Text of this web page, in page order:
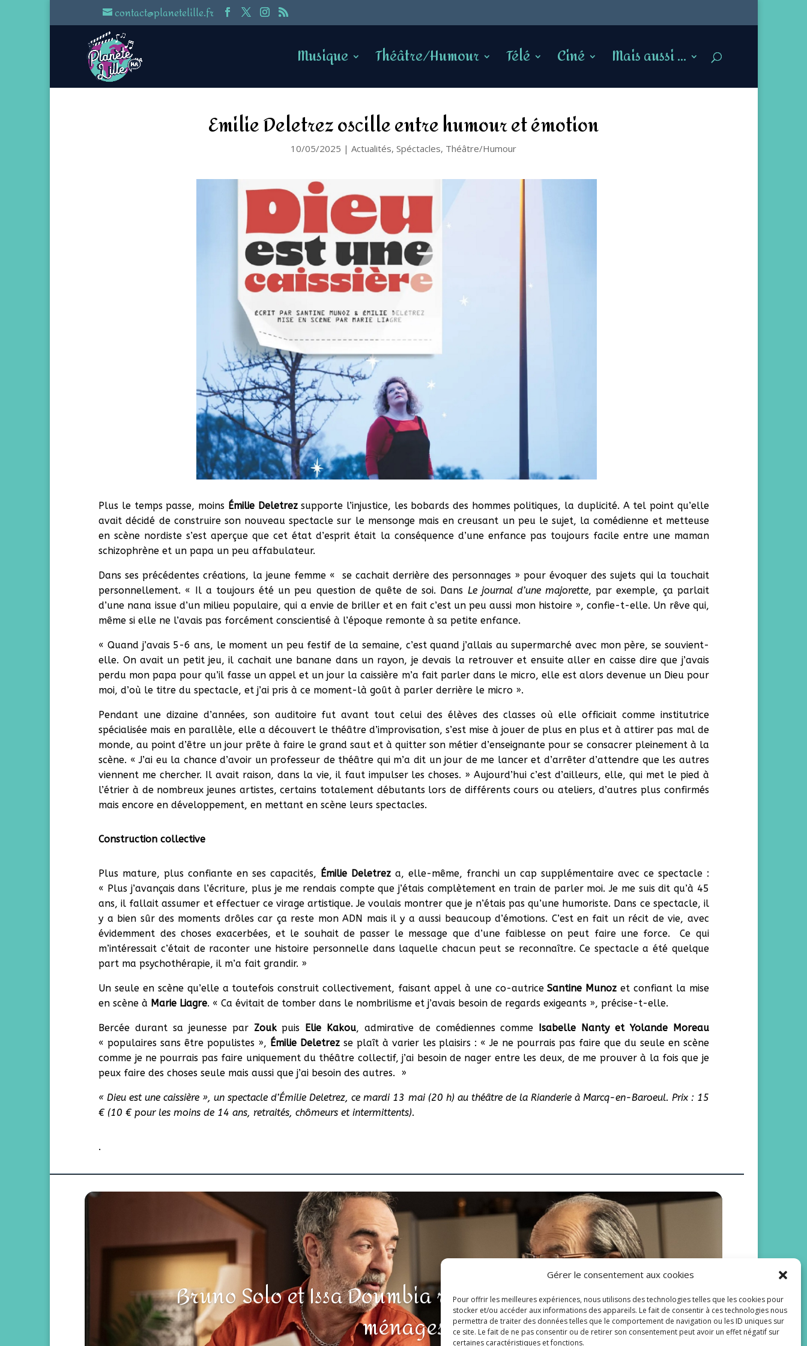
Gérer le consentement aux cookies
Pour offrir les meilleures expériences, nous utilisons des technologies telles que les cookies pour
stocker et/ou accéder aux informations des appareils. Le fait de consentir à ces technologies nous
permettra de traiter des données telles que le comportement de navigation ou les ID uniques sur
ce site. Le fait de ne pas consentir ou de retirer son consentement peut avoir un effet négatif sur
certaines caractéristiques et fonctions.
contact@planetelille.fr
Musique Théâtre/Humour Télé Ciné Mais aussi …
Emilie Deletrez oscille entre humour et émotion
10/05/2025 | Actualités, Spéctacles, Théâtre/Humour
Plus le temps passe, moins Émilie Deletrezsupporte l’injustice, les bobards des hommes politiques, la duplicité. A tel point qu’elle
avait décidé de construire son nouveau spectacle sur le mensonge mais en creusant un peu le sujet, la comédienne et metteuse
en scène nordiste s’est aperçue que cet état d’esprit était la conséquence d’une enfance pas toujours facile entre une maman
schizophrène et un papa un peu affabulateur.
Dans ses précédentes créations, la jeune femme « se cachait derrière des personnages » pour évoquer des sujets qui la touchait
personnellement. « Il a toujours été un peu question de quête de soi. Dans Le journal d’une majorette, par exemple, ça parlait
d’une nana issue d’un milieu populaire, qui a envie de briller et en fait c’est un peu aussi mon histoire », confie-t-elle. Un rêve qui,
même si elle ne l’avais pas forcément conscientisé à l’époque remonte à sa petite enfance.
« Quand j’avais 5-6 ans, le moment un peu festif de la semaine, c’est quand j’allais au supermarché avec mon père, se souvient-
elle. On avait un petit jeu, il cachait une banane dans un rayon, je devais la retrouver et ensuite aller en caisse dire que j’avais
perdu mon papa pour qu’il fasse un appel et un jour la caissière m’a fait parler dans le micro, elle est alors devenue un Dieu pour
moi, d’où le titre du spectacle, et j’ai pris à ce moment-là goût à parler derrière le micro ».
Pendant une dizaine d’années, son auditoire fut avant tout celui des élèves des classes où elle officiait comme institutrice
spécialisée mais en parallèle, elle a découvert le théâtre d’improvisation, s’est mise à jouer de plus en plus et à attirer pas mal de
monde, au point d’être un jour prête à faire le grand saut et à quitter son métier d’enseignante pour se consacrer pleinement à la
scène. « J’ai eu la chance d’avoir un professeur de théâtre qui m’a dit un jour de me lancer et d’arrêter d’attendre que les autres
viennent me chercher. Il avait raison, dans la vie, il faut impulser les choses. » Aujourd’hui c’est d’ailleurs, elle, qui met le pied à
l’étrier à de nombreux jeunes artistes, certains totalement débutants lors de différents cours ou ateliers, d’autres plus confirmés
mais encore en développement, en mettant en scène leurs spectacles.
Construction collective
Plus mature, plus confiante en ses capacités, Émilie Deletrez a, elle-même, franchi un cap supplémentaire avec ce spectacle :
« Plus j’avançais dans l’écriture, plus je me rendais compte que j’étais complètement en train de parler moi. Je me suis dit qu’à 45
ans, il fallait assumer et effectuer ce virage artistique. Je voulais montrer que je n’étais pas qu’une humoriste. Dans ce spectacle, il
y a bien sûr des moments drôles car ça reste mon ADN mais il y a aussi beaucoup d’émotions. C’est en fait un récit de vie, avec
évidemment des choses exacerbées, et le souhait de passer le message que d’une faiblesse on peut faire une force. Ce qui
m’intéressait c’était de raconter une histoire personnelle dans laquelle chacun peut se reconnaître. Ce spectacle a été quelque
part ma psychothérapie, il m’a fait grandir. »
Un seule en scène qu’elle a toutefois construit collectivement, faisant appel à une co-autriceSantine Munoz et confiant la mise
en scène à Marie Liagre. « Ca évitait de tomber dans le nombrilisme et j’avais besoin de regards exigeants », précise-t-elle.
Bercée durant sa jeunesse parZoukpuis Elie Kakou, admirative de comédiennes comme Isabelle Nanty et Yolande Moreau
« populaires sans être populistes », Émilie Deletrezse plaît à varier les plaisirs : « Je ne pourrais pas faire que du seule en scène
comme je ne pourrais pas faire uniquement du théâtre collectif, j’ai besoin de nager entre les deux, de me prouver à la fois que je
peux faire des choses seule mais aussi que j’ai besoin des autres. »
« Dieu est une caissière », un spectacle d’Émilie Deletrez, ce mardi 13 mai (20 h) au théâtre de la Rianderie à Marcq-en-Baroeul. Prix : 15
€ (10 € pour les moins de 14 ans, retraités, chômeurs et intermittents).
.
Bruno Solo et Issa Doumbia rejoignent Scènes de
ménages